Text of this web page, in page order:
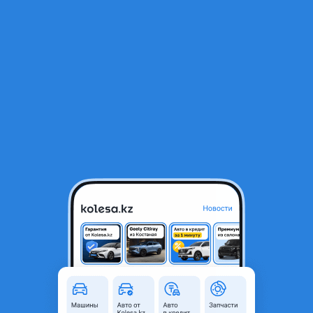
Компрессор пневмоподвески
Алматы, Алматинская